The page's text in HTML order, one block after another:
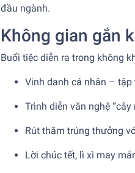
đầu ngành.
Không gian gắn
Buổi tiệc diễn ra trong không
Vinh danh cá nhân –
Trình diễn văn nghệ
Rút thăm trúng thưởng
Lời chúc tết, lì xì may